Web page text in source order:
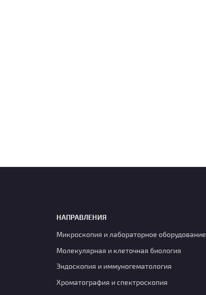
НАПРАВЛЕНИЯ
Микроскопия и лабораторное оборудование
Молекулярная и клеточная биология
Эндоскопия и иммуногематология
Хроматография и спектроскопия